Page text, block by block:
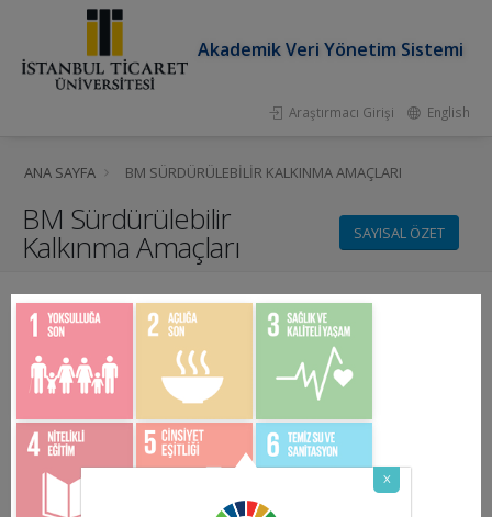
x
Akademik Veri Yönetim Sistemi
Araştırmacı Girişi English
ANA SAYFA BM SÜRDÜRÜLEBILIR KALKINMA AMAÇLARI
BM Sürdürülebilir
Kalkınma Amaçları SAYISAL ÖZET